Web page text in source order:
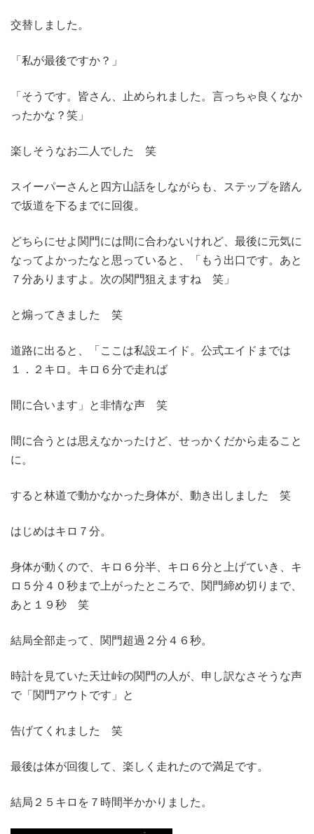
交替しました。
「私が最後ですか？」
「そうです。皆さん、止められました。言っちゃ良くなか
ったかな？笑」
楽しそうなお二人でした 笑
スイーパーさんと四方山話をしながらも、ステップを踏ん
で坂道を下るまでに回復。
どちらにせよ関門には間に合わないけれど、最後に元気に
なってよかったなと思っていると、「もう出口です。あと
７分ありますよ。次の関門狙えますね 笑」
と煽ってきました 笑
道路に出ると、「ここは私設エイド。公式エイドまでは
１．２キロ。キロ６分で走れば
間に合います」と非情な声 笑
間に合うとは思えなかったけど、せっかくだから走ること
に。
すると林道で動かなかった身体が、動き出しました 笑
はじめはキロ７分。
身体が動くので、キロ６分半、キロ６分と上げていき、キ
ロ５分４０秒まで上がったところで、関門締め切りまで、
あと１９秒 笑
結局全部走って、関門超過２分４６秒。
時計を見ていた天辻峠の関門の人が、申し訳なさそうな声
で「関門アウトです」と
告げてくれました 笑
最後は体が回復して、楽しく走れたので満足です。
結局２５キロを７時間半かかりました。